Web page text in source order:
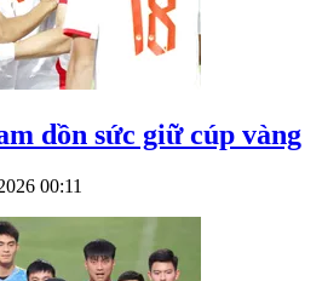
dồn sức giữ cúp vàng
00:11